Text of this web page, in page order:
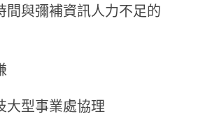
間與彌補資訊人力不足的
大型事業處協理